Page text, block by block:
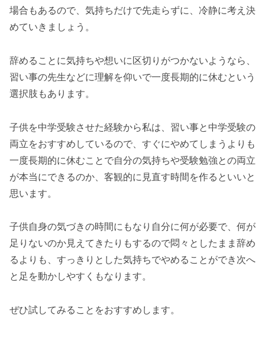
場合もあるので、気持ちだけで先走らずに、冷静に考え決
めていきましょう。
辞めることに気持ちや想いに区切りがつかないようなら、
習い事の先生などに理解を仰いで一度長期的に休むという
選択肢もあります。
子供を中学受験させた経験から私は、習い事と中学受験の
両立をおすすめしているので、すぐにやめてしまうよりも
一度長期的に休むことで自分の気持ちや受験勉強との両立
が本当にできるのか、客観的に見直す時間を作るといいと
思います。
子供自身の気づきの時間にもなり自分に何が必要で、何が
足りないのか見えてきたりもするので悶々としたまま辞め
るよりも、すっきりとした気持ちでやめることができ次へ
と足を動かしやすくもなります。
ぜひ試してみることをおすすめします。